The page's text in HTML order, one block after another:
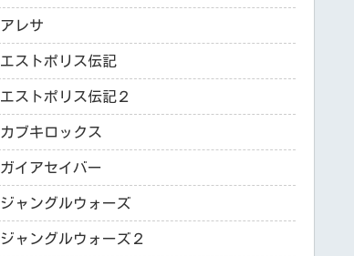
アレサ
エストポリス伝記
エストポリス伝記２
カブキロックス
ガイアセイバー
ジャングルウォーズ
ジャングルウォーズ２